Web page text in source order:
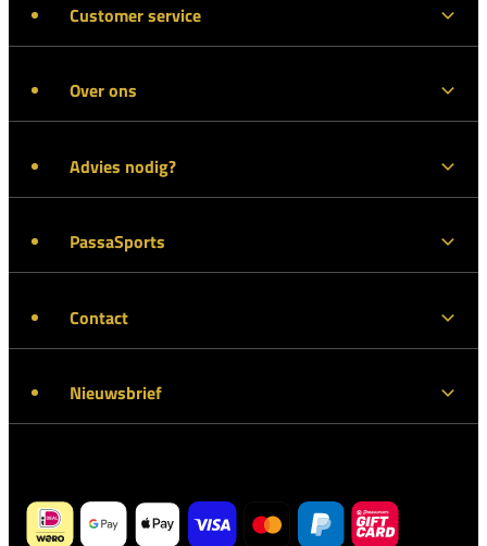
Customer service
Over ons
Advies nodig?
PassaSports
Contact
Nieuwsbrief